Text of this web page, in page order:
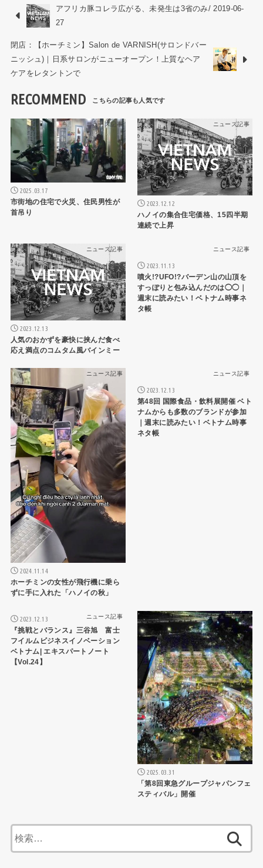
アフリカ豚コレラ広がる、未発生は3省のみ/ 2019-06-
27
閉店：【ホーチミン】Salon de VARNISH(サロンドバー
ニッシュ)｜日系サロンがニューオープン！上質なヘア
ケアをレタントンで
RECOMMEND
ニュース記事
2025.03.17
市街地の住宅で火災、住民男性が
首吊り
ニュース記事
2023.12.12
ハノイの集合住宅価格、15四半期
連続で上昇
ニュース記事
2023.12.13
人気のおかずを豪快に挟んだ食べ
応え満点のコムタム風バインミー
ニュース記事
2023.11.13
噴火!?UFO!?バーデン山の山頂を
すっぽりと包み込んだのは◯◯｜
週末に読みたい！ベトナム時事ネ
タ帳
ニュース記事
2024.11.14
ホーチミンの女性が飛行機に乗ら
ずに手に入れた「ハノイの秋」
ニュース記事
2023.12.13
第48回 国際食品・飲料展開催 ベト
ナムからも多数のブランドが参加
｜週末に読みたい！ベトナム時事
ネタ帳
ニュース記事
2023.12.13
『挑戦とバランス』三谷旭 富士
フイルムビジネスイノベーション
ベトナム| エキスパートノート
【Vol.24】
ニュース記事
2025.03.31
「第8回東急グループジャパンフェ
スティバル」開催
索: